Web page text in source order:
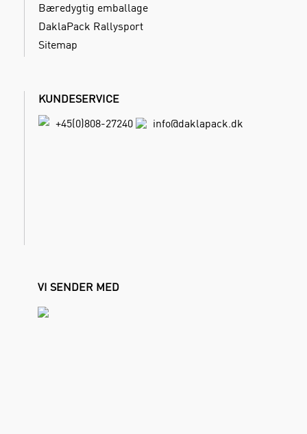
Bæredygtig emballage
DaklaPack Rallysport
Sitemap
KUNDESERVICE
+45(0)808-27240
info@daklapack.dk
VI SENDER MED